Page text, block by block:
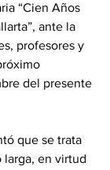
“Cien Años
ante la
profesores y
del presente
que se trata
larga, en virtud